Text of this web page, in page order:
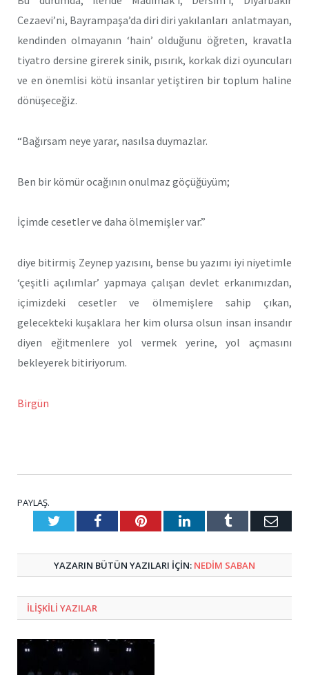
Cezaevi’ni, Bayrampaşa’da diri diri yakılanları anlatmayan,
kendinden olmayanın ‘hain’ olduğunu öğreten, kravatla
tiyatro dersine girerek sinik, pısırık, korkak dizi oyuncuları
ve en önemlisi kötü insanlar yetiştiren bir toplum haline
dönüşeceğiz.
“Bağırsam neye yarar, nasılsa duymazlar.
Ben bir kömür ocağının onulmaz göçüğüyüm;
İçimde cesetler ve daha ölmemişler var.”
diye bitirmiş Zeynep yazısını, bense bu yazımı iyi niyetimle
‘çeşitli açılımlar’ yapmaya çalışan devlet erkanımızdan,
içimizdeki cesetler ve ölmemişlere sahip çıkan,
gelecekteki kuşaklara her kim olursa olsun insan insandır
diyen eğitmenlere yol vermek yerine, yol açmasını
bekleyerek bitiriyorum.
Birgün
PAYLAŞ.
TwitterFacebookPinterestLinkedInTumblr E-
YAZARIN BÜTÜN YAZILARI IÇIN: NEDIM SABAN
ILIŞKILI YAZILAR